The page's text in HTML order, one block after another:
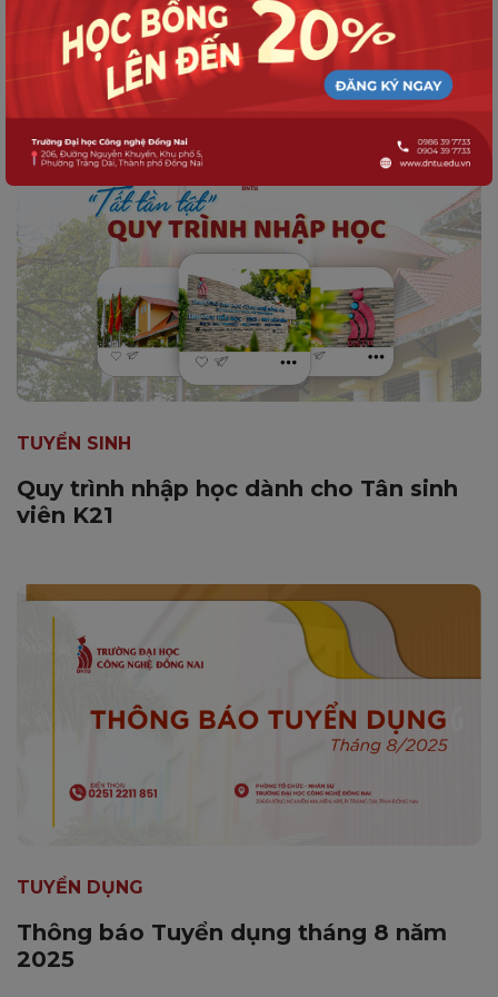
Thông báo Về việc xét duyệt và trao
tặng học bổng Mirinda năm 2025
TUYỂN SINH
Quy trình nhập học dành cho Tân sinh
viên K21
TUYỂN DỤNG
Thông báo Tuyển dụng tháng 8 năm
2025